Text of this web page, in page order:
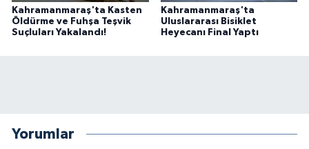
Kahramanmaraş'ta Kasten
Öldürme ve Fuhşa Teşvik
Suçluları Yakalandı!
Kahramanmaraş'ta
Uluslararası Bisiklet
Heyecanı Final Yaptı
Yorumlar